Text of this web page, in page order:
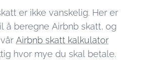
er ikke vanskelig. Her er
å beregne Airbnb skatt, og
Airbnb skatt kalkulator
hvor mye du skal betale.